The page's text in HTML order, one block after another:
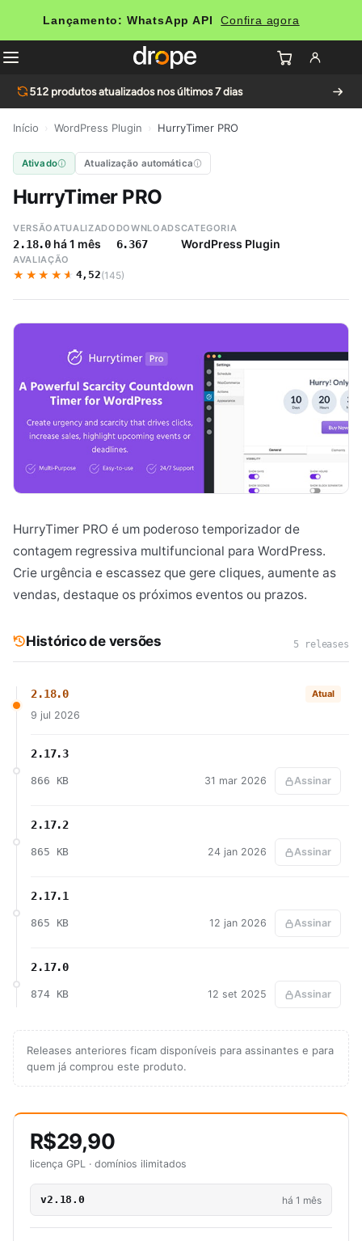
Lançamento: WhatsApp API Confira agora
512 produtos atualizados nos últimos 7 dias
Início WordPress Plugin HurryTimer PRO
Ativado Atualização automática
HurryTimer PRO
VERSÃO
2.18.0
ATUALIZADO
há 1 mês
DOWNLOADS
6.367
CATEGORIA
WordPress Plugin
AVALIAÇÃO
★★★★★
★★★★★ 4,52(145)
HurryTimer PRO é um poderoso temporizador de
contagem regressiva multifuncional para WordPress.
Crie urgência e escassez que gere cliques, aumente as
vendas, destaque os próximos eventos ou prazos.
Histórico de versões 5 releases
2.18.0 Atual
9 jul 2026
2.17.3
866 KB 31 mar 2026 Assinar
2.17.2
865 KB 24 jan 2026 Assinar
2.17.1
865 KB 12 jan 2026 Assinar
2.17.0
874 KB 12 set 2025 Assinar
Releases anteriores ficam disponíveis para assinantes e para
quem já comprou este produto.
R$29,90
licença GPL · domínios ilimitados
v2.18.0 há 1 mês